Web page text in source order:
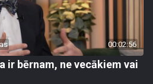
00:02:56
ir bērnam, ne vecākiem vai